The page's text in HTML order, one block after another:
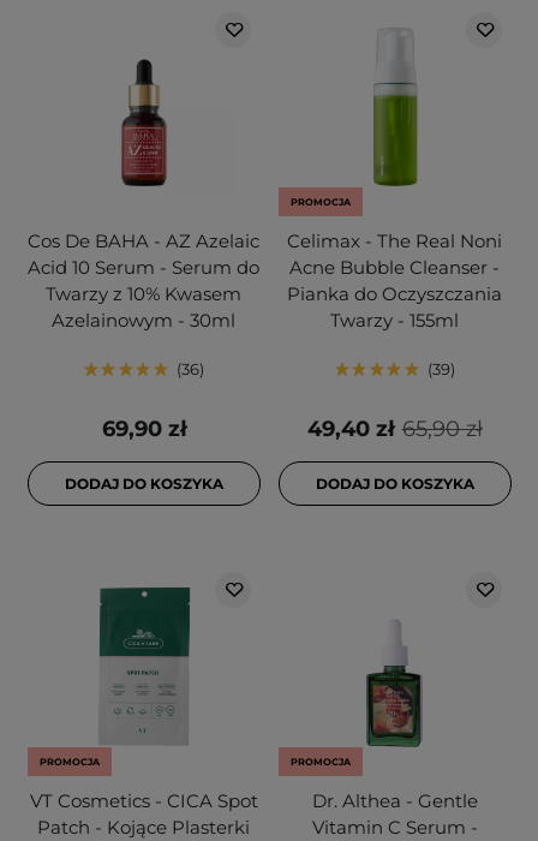
Cos De BAHA - AZ Azelaic
Acid 10 Serum - Serum do
Twarzy z 10% Kwasem
Azelainowym - 30ml
36
69,90 zł
DODAJ DO KOSZYKA
PROMOCJA
Celimax - The Real Noni
Acne Bubble Cleanser -
Pianka do Oczyszczania
Twarzy - 155ml
39
65,90 zł
49,40 zł
DODAJ DO KOSZYKA
PROMOCJA
VT Cosmetics - CICA Spot
Patch - Kojące Plasterki
PROMOCJA
Dr. Althea - Gentle
Vitamin C Serum -